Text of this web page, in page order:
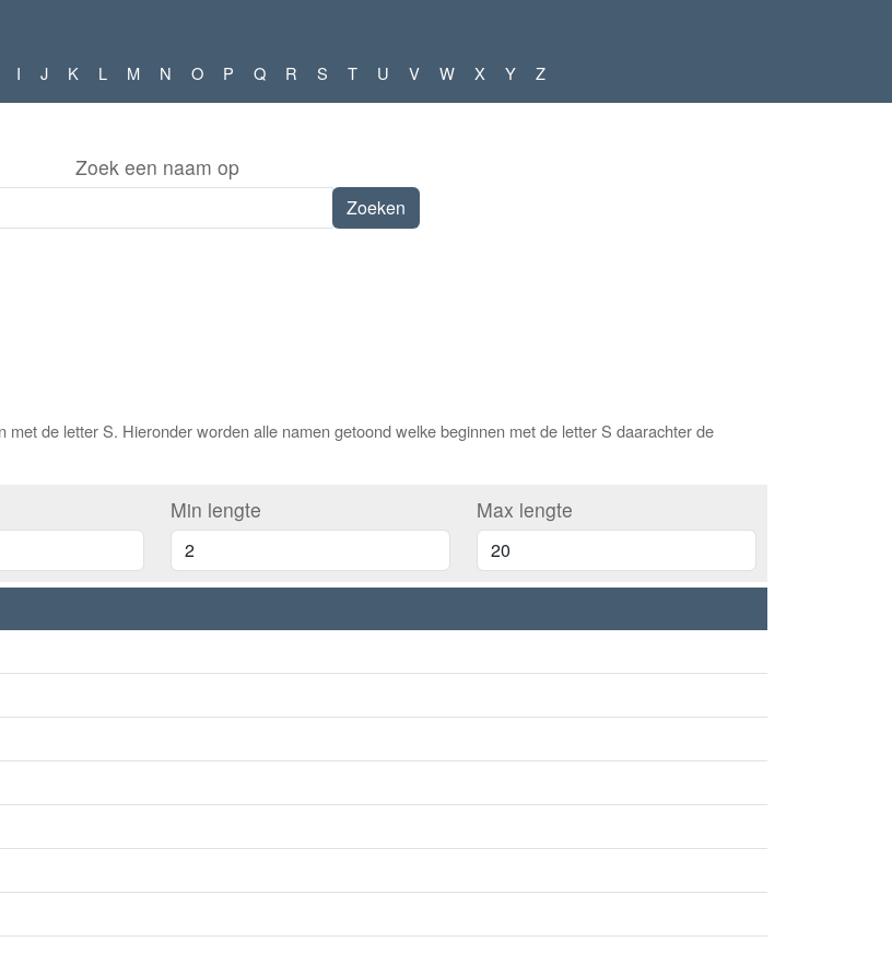
I J K L M N O P Q R S T U V W X Y Z
Zoek een naam op
de letter S. Hieronder worden alle namen getoond welke beginnen met de letter S daarachter de
Min lengte Max lengte